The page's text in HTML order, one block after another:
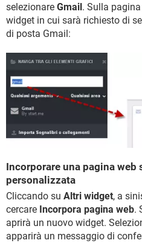
selezionare Gmail. Sulla
widget in cui sarà richiesto di
di posta Gmail:
Incorporare una pagina web
personalizzata
Cliccando su Altri widget, a
cercare Incorpora pagina web.
aprirà un nuovo widget.
apparirà un messaggio di